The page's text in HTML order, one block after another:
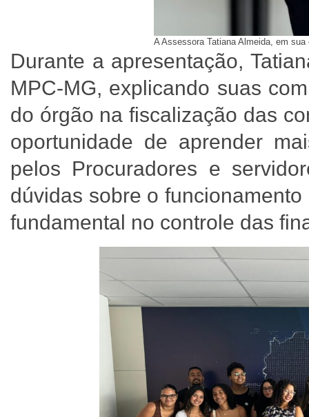
A Assessora Tatiana Almeida, em
Durante a apresentação,
MPC-MG, explicando suas
do órgão na fiscalização das
oportunidade de aprender
pelos Procuradores e
dúvidas sobre o
fundamental no controle das